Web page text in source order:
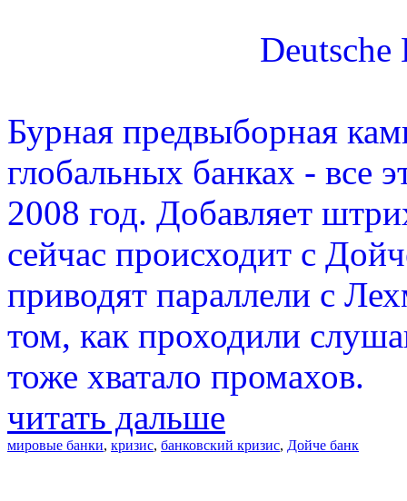
Deutsche
Бурная предвыборная
глобальных банках - все
2008 год. Добавляет
сейчас происходит с
приводят параллели с
том, как проходили
тоже хватало промахов.
читать дальше
мировые банки, кризис, банковский кризис, Дойче банк